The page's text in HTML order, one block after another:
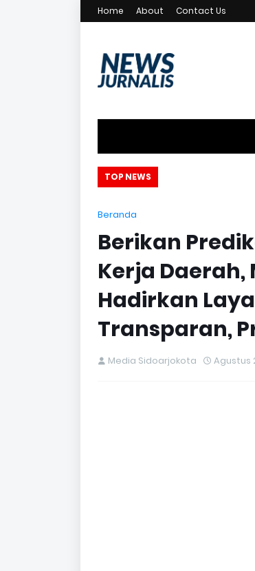
Home About Contact Us
TOP NEWS
Beranda
Berikan
Kerja Daerah,
Hadirkan
Transparan,
Media Sidoarjokota Agustus